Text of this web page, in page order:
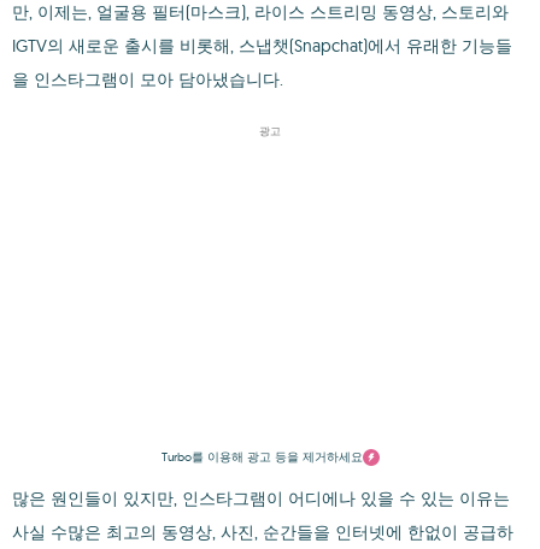
만, 이제는, 얼굴용 필터(마스크), 라이스 스트리밍 동영상, 스토리와
IGTV의 새로운 출시를 비롯해, 스냅챗(Snapchat)에서 유래한 기능들
을 인스타그램이 모아 담아냈습니다.
광고
Turbo를 이용해 광고 등을 제거하세요
많은 원인들이 있지만, 인스타그램이 어디에나 있을 수 있는 이유는
사실 수많은 최고의 동영상, 사진, 순간들을 인터넷에 한없이 공급하